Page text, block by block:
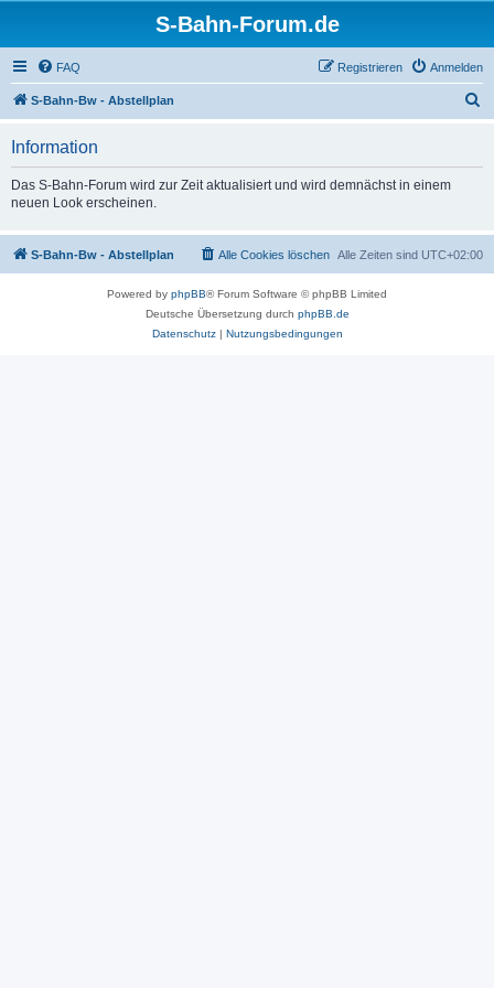
S-Bahn-Forum.de
FAQ Anmelden
Registrieren
S-Bahn-Bw - Abstellplan
Information
Das S-Bahn-Forum wird zur Zeit aktualisiert und wird demnächst in einem
neuen Look erscheinen.
S-Bahn-Bw - Abstellplan Alle Zeiten sind UTC+02:00
Alle Cookies löschen
Powered by phpBB® Forum Software © phpBB Limited
Deutsche Übersetzung durch phpBB.de
Datenschutz| Nutzungsbedingungen